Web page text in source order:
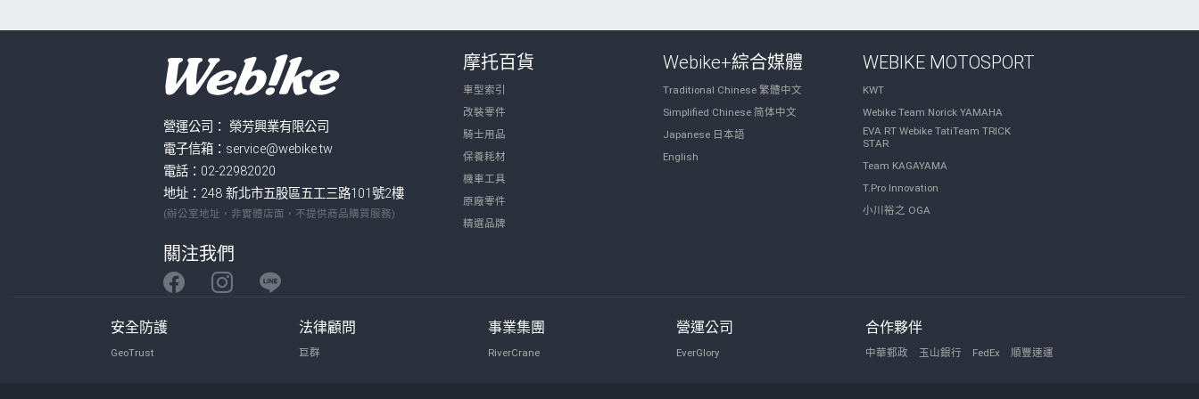
營運公司： 榮芳興業有限公司
電子信箱：service@webike.tw
電話：02-22982020
地址：248 新北市五股區五工三路101號2樓
(辦公室地址，非實體店面，不提供商品購買服務)
關注我們
摩托百貨
車型索引
改裝零件
騎士用品
保養耗材
機車工具
原廠零件
精選品牌
Webike+綜合媒體
Traditional Chinese 繁體中文
Simplified Chinese 简体中文
Japanese 日本語
English
WEBIKE MOTOSPORT
KWT
Webike Team Norick YAMAHA
EVA RT Webike TatiTeam TRICK
STAR
Team KAGAYAMA
T.Pro Innovation
小川裕之 OGA
安全防護
GeoTrust
法律顧問
巨群
事業集團
RiverCrane
營運公司
EverGlory
合作夥伴
中華郵政 玉山銀行 FedEx 順豐速運